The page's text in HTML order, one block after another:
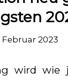
Februar 2023
wird wie